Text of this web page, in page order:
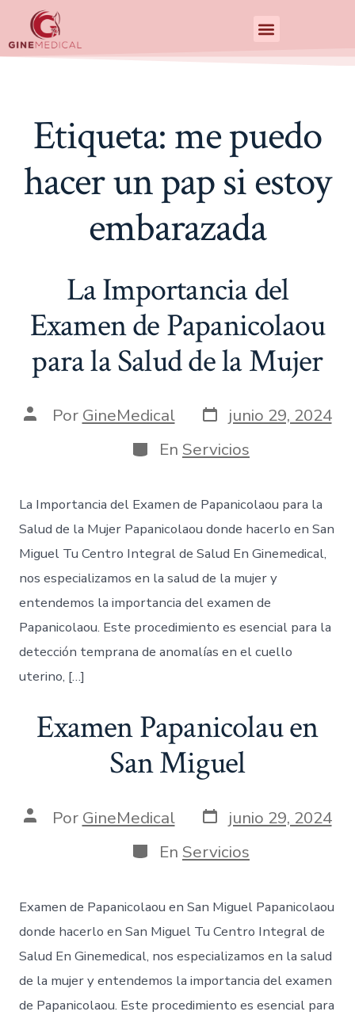
Etiqueta:me puedo
hacer un pap si estoy
embarazada
La Importancia del
Examen de Papanicolaou
para la Salud de la Mujer
Por GineMedical
junio 29, 2024
En Servicios
La Importancia del Examen de Papanicolaou para la
Salud de la Mujer Papanicolaou donde hacerlo en San
Miguel Tu Centro Integral de Salud En Ginemedical,
nos especializamos en la salud de la mujer y
entendemos la importancia del examen de
Papanicolaou. Este procedimiento es esencial para la
detección temprana de anomalías en el cuello
uterino, […]
Examen Papanicolau en
San Miguel
Por GineMedical
junio 29, 2024
En Servicios
Examen de Papanicolaou en San Miguel Papanicolaou
donde hacerlo en San Miguel Tu Centro Integral de
Salud En Ginemedical, nos especializamos en la salud
de la mujer y entendemos la importancia del examen
de Papanicolaou. Este procedimiento es esencial para